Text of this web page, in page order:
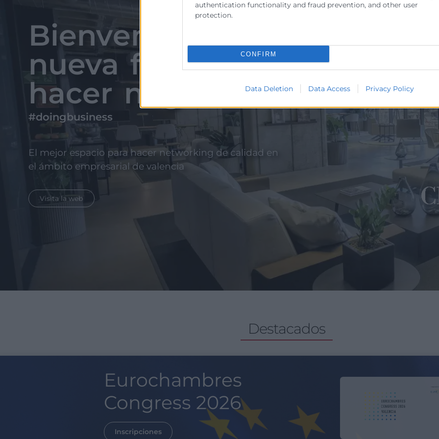
authentication functionality and fraud prevention, and other user
protection.
CONFIRM
Data Deletion Data Access Privacy Policy
Bienvenido a la
nueva forma de
hacer negocios
#doingbusiness
El mejor espacio para hacer networking de calidad en
el ámbito empresarial de valencia
Visita la web
Destacados
Si tienes entre 45 y 60 años